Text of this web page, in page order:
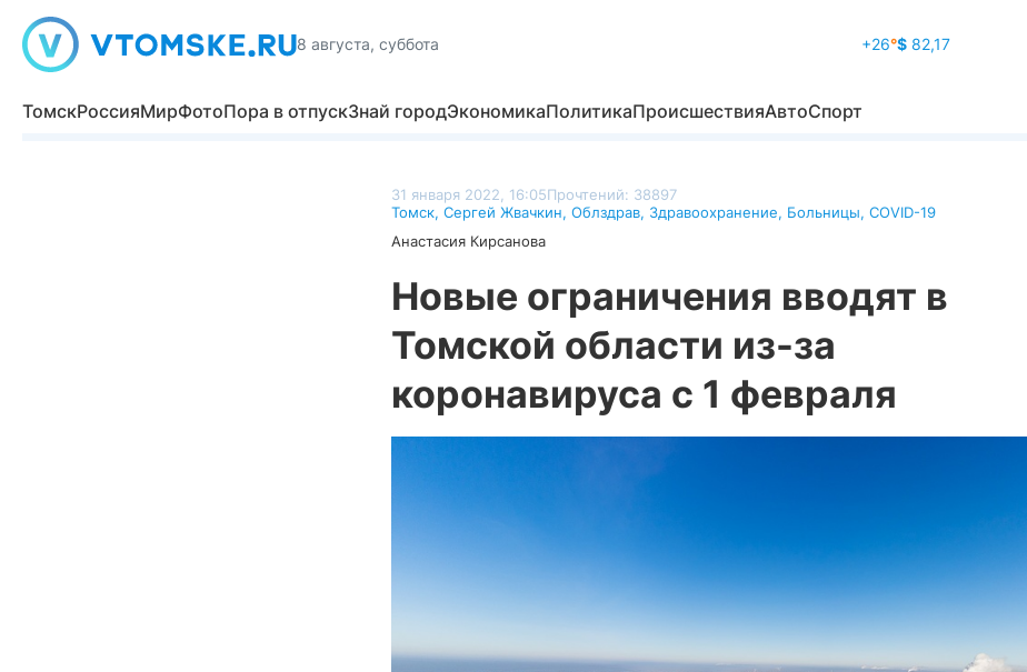
8 августа, суббота +26°$ 82,17
ТомскРоссияМирФотоПора в отпускЗнай городЭкономикаПолитикаПроисшествияАвтоСпорт
31 января 2022, 16:05Прочтений: 38897
Томск, Сергей Жвачкин, Облздрав, Здравоохранение, Больницы, COVID-19
Анастасия Кирсанова
Новые ограничения вводят в
Томской области из-за
коронавируса с 1 февраля